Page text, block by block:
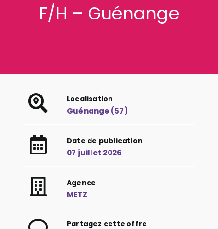
F/H – Guénange
Localisation
Guénange (57)
Date de publication
07 juillet 2026
Agence
METZ
Partagez cette offre